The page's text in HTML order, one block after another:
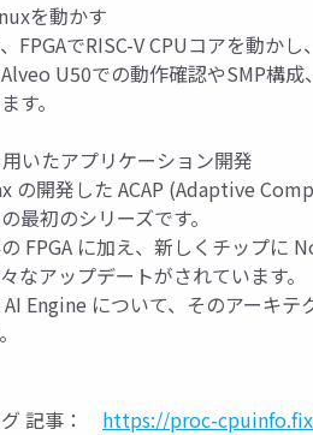
を動かす
FPGAでRISC-V CPUコアを動か
U50での動作確認やSMP構
す。
いたアプリケーション開発
の開発した ACAP (Adaptive
最初のシリーズです。
FPGA に加え、新しくチップに
なアップデートがされています。
Engine について、そのアーキ
記事： https://proc-